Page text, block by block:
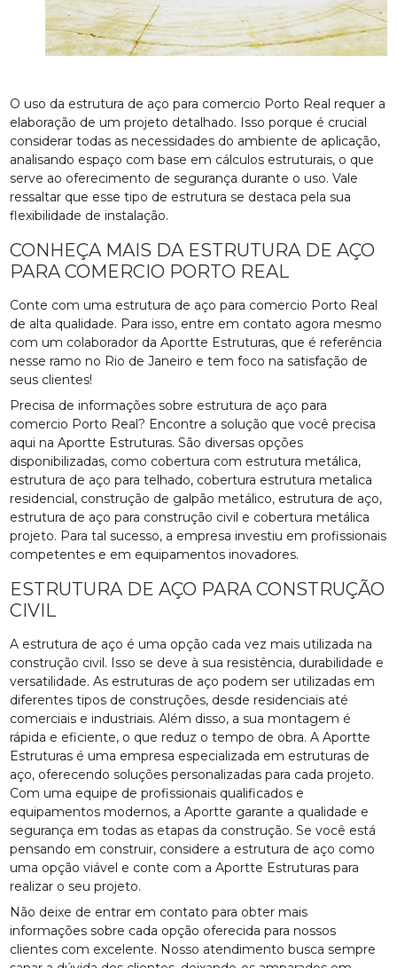
O uso da estrutura de aço para comercio Porto Real requer a
elaboração de um projeto detalhado. Isso porque é crucial
considerar todas as necessidades do ambiente de aplicação,
analisando espaço com base em cálculos estruturais, o que
serve ao oferecimento de segurança durante o uso. Vale
ressaltar que esse tipo de estrutura se destaca pela sua
flexibilidade de instalação.
CONHEÇA MAIS DA ESTRUTURA DE AÇO
PARA COMERCIO PORTO REAL
Conte com uma estrutura de aço para comercio Porto Real
de alta qualidade. Para isso, entre em contato agora mesmo
com um colaborador da Aportte Estruturas, que é referência
nesse ramo no Rio de Janeiro e tem foco na satisfação de
seus clientes!
Precisa de informações sobre estrutura de aço para
comercio Porto Real? Encontre a solução que você precisa
aqui na Aportte Estruturas. São diversas opções
disponibilizadas, como cobertura com estrutura metálica,
estrutura de aço para telhado, cobertura estrutura metalica
residencial, construção de galpão metálico, estrutura de aço,
estrutura de aço para construção civil e cobertura metálica
projeto. Para tal sucesso, a empresa investiu em profissionais
competentes e em equipamentos inovadores.
ESTRUTURA DE AÇO PARA CONSTRUÇÃO
CIVIL
A estrutura de aço é uma opção cada vez mais utilizada na
construção civil. Isso se deve à sua resistência, durabilidade e
versatilidade. As estruturas de aço podem ser utilizadas em
diferentes tipos de construções, desde residenciais até
comerciais e industriais. Além disso, a sua montagem é
rápida e eficiente, o que reduz o tempo de obra. A Aportte
Estruturas é uma empresa especializada em estruturas de
aço, oferecendo soluções personalizadas para cada projeto.
Com uma equipe de profissionais qualificados e
equipamentos modernos, a Aportte garante a qualidade e
segurança em todas as etapas da construção. Se você está
pensando em construir, considere a estrutura de aço como
uma opção viável e conte com a Aportte Estruturas para
realizar o seu projeto.
Não deixe de entrar em contato para obter mais
informações sobre cada opção oferecida para nossos
clientes com excelente. Nosso atendimento busca sempre